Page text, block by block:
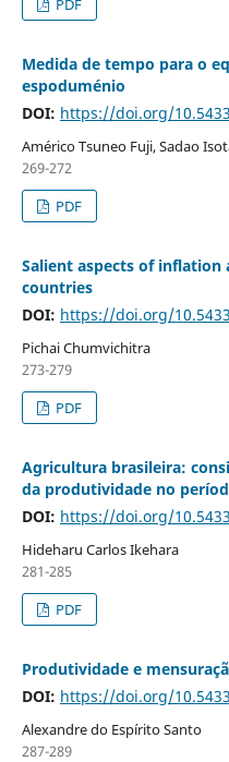
PDF
Medida de tempo para o
espoduménio
DOI: https://doi.org/
Américo Tsuneo Fuji, Sadao
269-272
PDF
Salient aspects of inflation
countries
DOI: https://doi.org/
Pichai Chumvichitra
273-279
PDF
Agricultura brasileira:
da produtividade no
DOI: https://doi.org/
Hideharu Carlos Ikehara
281-285
PDF
Produtividade e
DOI: https://doi.org/
Alexandre do Espírito Santo
287-289